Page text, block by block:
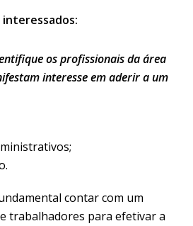
interessados:
os profissionais da área
interesse em aderir a um
contar com um
trabalhadores para efetivar a